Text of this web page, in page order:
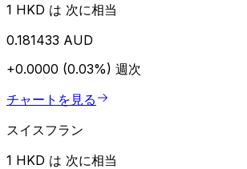
1 HKD は 次に相当
0.181433 AUD
+0.0000 (0.03%) 週次
チャートを見る
スイスフラン
1 HKD は 次に相当